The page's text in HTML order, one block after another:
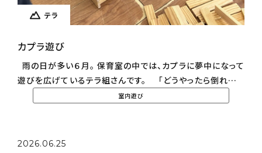
テラ
カプラ遊び
雨の日が多い６月。 保育室の中では、カプラに夢中になって
遊びを広げているテラ組さんです。 「どうやったら倒れずに
高くなるかな？」と、みんなで相談し、協力しながら慎重に積
室内遊び
2026.06.25